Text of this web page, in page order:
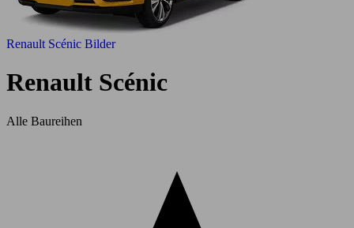
Renault Scénic Bilder
Renault Scénic
Alle Baureihen